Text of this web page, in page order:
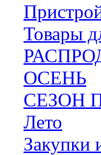
Товары
ОСЕНЬ
СЕЗОН
Лето
Закупки